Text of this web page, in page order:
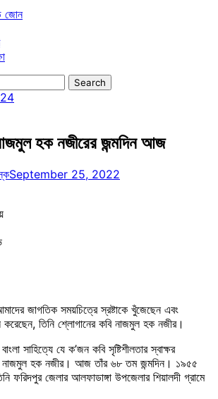
জোন
হক নজীরের জন্মদিন আজ
September 25, 2022
জাগতিক সময়চিত্রে স্রষ্টাকে খুঁজেছেন এবং
করেছেন, তিনি শ্লোগানের কবি নাজমুল হক নজীর।
সাহিত্যে যে ক’জন কবি সৃষ্টিশীলতার স্বাক্ষর
নাজমুল হক নজীর। আজ তাঁর ৬৮ তম জন্মদিন। ১৯৫৫
ফরিদপুর জেলার আলফাডাঙ্গা উপজেলার শিয়ালদী গ্রামে